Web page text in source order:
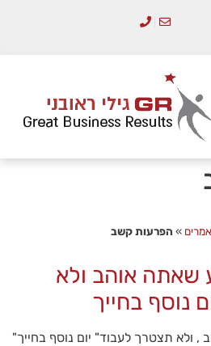
» הפרעות קשב
שאתה אוהב ולא
נוסף בחייך
ולא תצטרך לעבוד" יום נוסף בחייך"